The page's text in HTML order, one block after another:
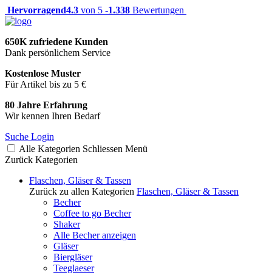
Hervorragend4.3 von 5 -1.338 Bewertungen
650K zufriedene Kunden
Dank persönlichem Service
Kostenlose Muster
Für Artikel bis zu 5 €
80 Jahre Erfahrung
Wir kennen Ihren Bedarf
Suche Login
Alle Kategorien Schliessen Menü
Zurück Kategorien
Flaschen, Gläser & Tassen
Zurück zu allen Kategorien Flaschen, Gläser & Tassen
Becher
Coffee to go Becher
Shaker
Alle Becher anzeigen
Gläser
Biergläser
Teeglaeser